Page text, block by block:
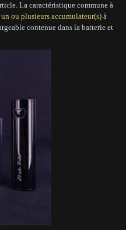
La caractéristique commune à
un ou plusieurs accumulateur(s) à
contenue dans la batterie et